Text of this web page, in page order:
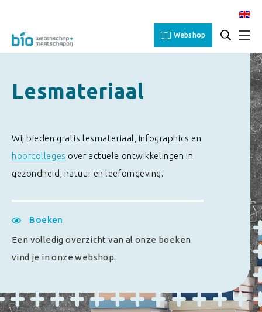
Webshop
Lesmateriaal
Wij bieden gratis lesmateriaal, infographics en
hoorcolleges over actuele ontwikkelingen in
gezondheid, natuur en leefomgeving.
Boeken
Een volledig overzicht van al onze boeken
vind je in onze webshop.